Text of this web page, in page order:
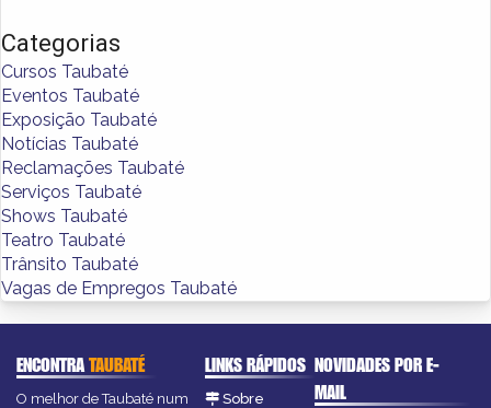
Categorias
Cursos Taubaté
Eventos Taubaté
Exposição Taubaté
Notícias Taubaté
Reclamações Taubaté
Serviços Taubaté
Shows Taubaté
Teatro Taubaté
Trânsito Taubaté
Vagas de Empregos Taubaté
ENCONTRATAUBATÉ
O melhor de Taubaté num
LINKS RÁPIDOS
Sobre
NOVIDADES POR E-
MAIL